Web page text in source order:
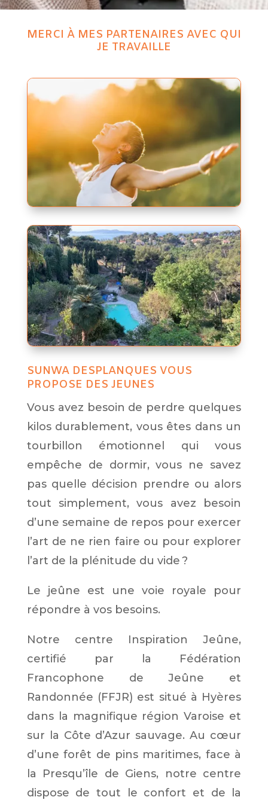
MERCI À MES PARTENAIRES AVEC QUI
JE TRAVAILLE
SUNWA DESPLANQUES VOUS
PROPOSE DES JEUNES
Vous avez besoin de perdre quelques
kilos durablement, vous êtes dans un
tourbillon émotionnel qui vous
empêche de dormir, vous ne savez
pas quelle décision prendre ou alors
tout simplement, vous avez besoin
d’une semaine de repos pour exercer
l’art de ne rien faire ou pour explorer
l’art de la plénitude du vide ?
Le jeûne est une voie royale pour
répondre à vos besoins.
Notre centre Inspiration Jeûne,
certifié par la Fédération
Francophone de Jeûne et
Randonnée (FFJR) est situé à Hyères
dans la magnifique région Varoise et
sur la Côte d’Azur sauvage. Au cœur
d’une forêt de pins maritimes, face à
la Presqu’île de Giens, notre centre
dispose de tout le confort et de la